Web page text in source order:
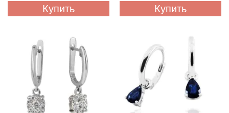
Купить Купить